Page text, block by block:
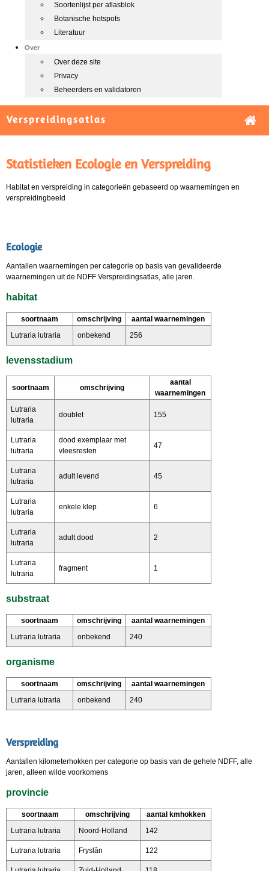
Soortenlijst per atlasblok
Botanische hotspots
Literatuur
Over
Over deze site
Privacy
Beheerders en validatoren
Verspreidingsatlas
Statistieken Ecologie en Verspreiding
Habitat en verspreiding in categorieën gebaseerd op waarnemingen en
verspreidingbeeld
Ecologie
Aantallen waarnemingen per categorie op basis van gevalideerde
waarnemingen uit de NDFF Verspreidingsatlas, alle jaren.
habitat
soortnaam omschrijving
aantal waarnemingen
Lutraria lutraria
onbekend 256
levensstadium
soortnaam omschrijving
aantal
waarnemingen
Lutraria
lutraria
doublet 155
Lutraria
lutraria
dood exemplaar met
vleesresten
47
Lutraria
lutraria
adult levend 45
Lutraria
lutraria
enkele klep 6
Lutraria
lutraria
adult dood 2
Lutraria
lutraria
fragment 1
substraat
soortnaam omschrijving
aantal waarnemingen
Lutraria lutraria
onbekend 240
organisme
soortnaam omschrijving
aantal waarnemingen
Lutraria lutraria
onbekend 240
Verspreiding
Aantallen kilometerhokken per categorie op basis van de gehele NDFF, alle
jaren, alleen wilde voorkomens
provincie
soortnaam omschrijving
aantal kmhokken
Lutraria lutraria
Noord-Holland 142
Lutraria lutraria Fryslân 122